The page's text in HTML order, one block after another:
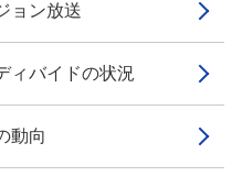
ョン放送
ィバイドの状況
動向